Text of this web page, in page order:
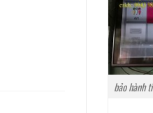
bảo hành